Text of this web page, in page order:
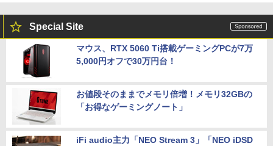
Special Site
マウス、RTX 5060 Ti搭載ゲーミングPCが7万
5,000円オフで30万円台！
お値段そのままでメモリ倍増！メモリ32GBの
「お得なゲーミングノート」
iFi audio主力「NEO Stream 3」「NEO iDSD